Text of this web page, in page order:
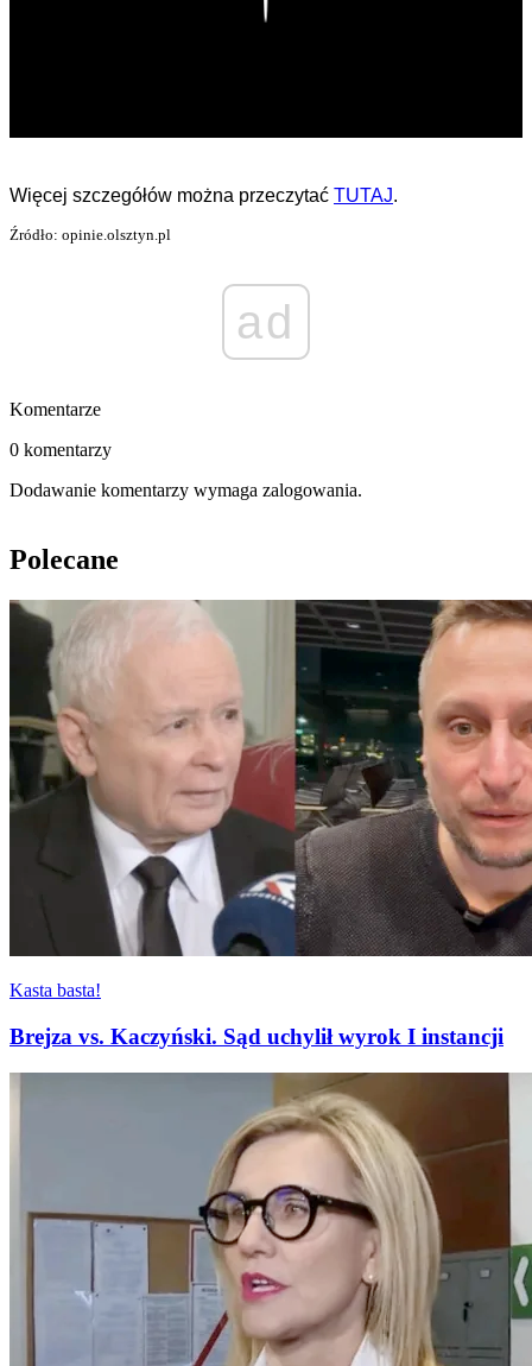
Więcej szczegółów można przeczytać TUTAJ.
Źródło: opinie.olsztyn.pl
ad
Komentarze
0 komentarzy
Dodawanie komentarzy wymaga zalogowania.
Polecane
Kasta basta!
Brejza vs. Kaczyński. Sąd uchylił wyrok I instancji